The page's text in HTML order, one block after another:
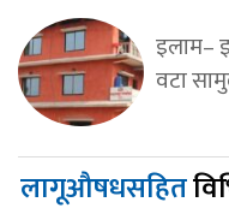
इलाम–
वटा
लागूऔषधसहित